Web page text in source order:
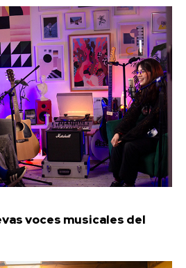
voces musicales del